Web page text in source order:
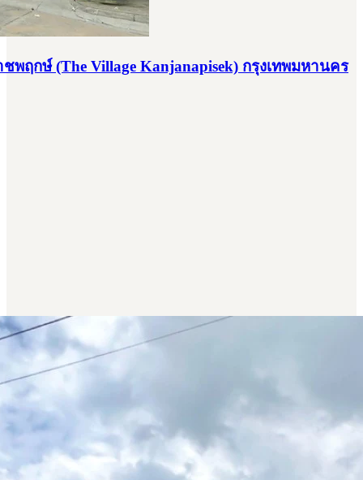
ฤกษ์ (The Village Kanjanapisek) กรุงเทพมหานคร